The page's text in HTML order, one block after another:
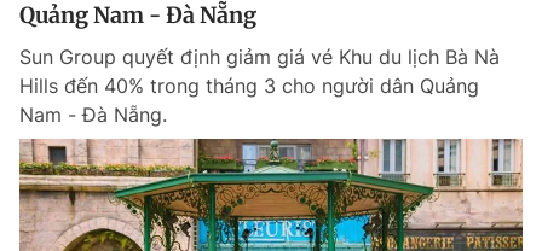
Quảng Nam - Đà Nẵng
Sun Group quyết định giảm giá vé Khu du lịch Bà Nà
Hills đến 40% trong tháng 3 cho người dân Quảng
Nam - Đà Nẵng.